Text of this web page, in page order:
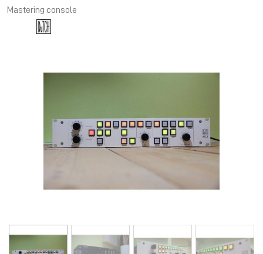
Mastering console